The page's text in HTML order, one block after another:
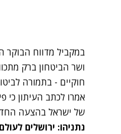
במקביל מדווח הבוקר
ושר הביטחון ברק
חוקיים - בתמורה
אמרו לכתב העיתון
של ישראל בהצעה
נתניהו: ירושלים